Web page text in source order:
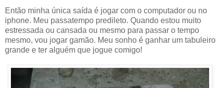
Então minha única saída é jogar com o computador ou no
iphone. Meu passatempo predileto. Quando estou muito
estressada ou cansada ou mesmo para passar o tempo
mesmo, vou jogar gamão. Meu sonho é ganhar um tabuleiro
grande e ter alguém que jogue comigo!